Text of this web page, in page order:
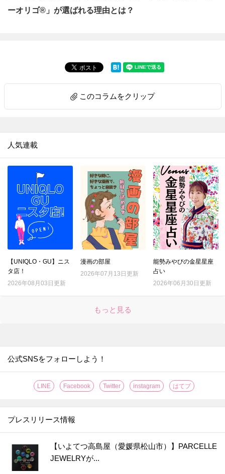
ーオリゴ®」が選ばれる理由とは？
このコラムをクリップ
人気連載
【UNIQLO・GU】ニス
タ店！
2026年08月03日更新
漫画の部屋
2026年07月13日更新
能勢みやびの金星星座
占い
2026年06月30日更新
もっと見る
公式SNSをフォローしよう！
LINE Facebook Twitter instagram はてブ
プレスリリース情報
【いよてつ高島屋（愛媛県松山市）】PARCELLE
JEWELRYが...